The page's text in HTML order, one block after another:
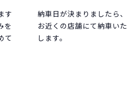
す
を
て
納車日が決まりましたら、
お近くの店舗にて納車いた
します。